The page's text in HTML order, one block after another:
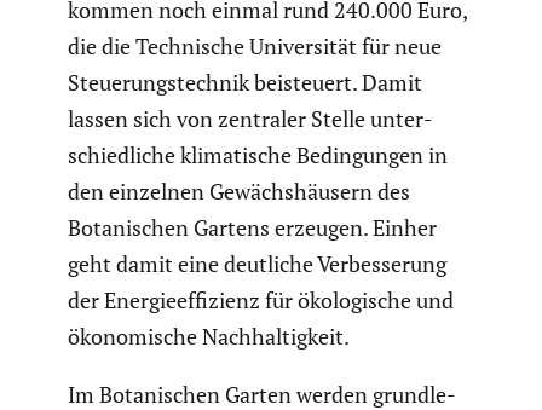
kommen noch einmal rund 240.000 Euro,
die die Techni­sche Univer­sität für neue
Steue­rungs­technik beisteuert. Damit
lassen sich von zentraler Stelle unter­
schied­liche klima­ti­sche Bedin­gungen in
den einzelnen Gewächs­häu­sern des
Botani­schen Gartens erzeugen. Einher
geht damit eine deutliche Verbes­se­rung
der Energie­ef­fi­zienz für ökolo­gi­sche und
ökono­mi­sche Nachhal­tig­keit.
Im Botani­schen Garten werden grund­le­